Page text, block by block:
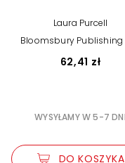
Laura Purcell
Bloomsbury Publishing
62,41 zł
WYSYŁAMY W 5-7 DNI
DO KOSZYKA